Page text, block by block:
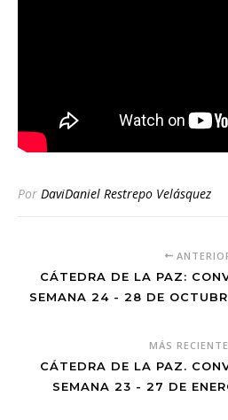
Por DaviDaniel Restrepo Velásquez
CÁTEDRA DE LA PAZ:
SEMANA 24 - 28 DE
MÁS
CÁTEDRA DE LA PAZ.
SEMANA 23 - 27 DE